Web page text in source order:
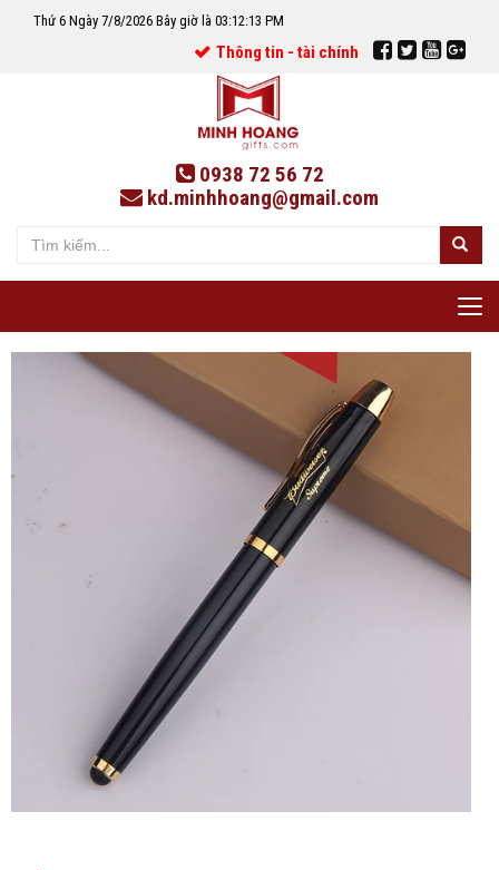
Thứ 6 Ngày 7/8/2026 Bây giờ là 03:12:14 PM
Thông tin - tài chính
0938 72 56 72
kd.minhhoang@gmail.com